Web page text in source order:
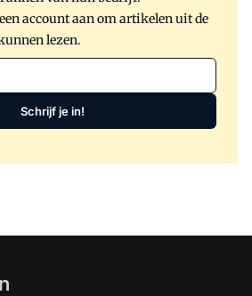
account aan om artikelen uit de
lezen.
Schrijf je in!